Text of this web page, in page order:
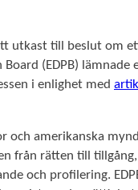
utkast till beslut om
(EDPB)
i enlighet med
amerikanska
från rätten till
och profilering.